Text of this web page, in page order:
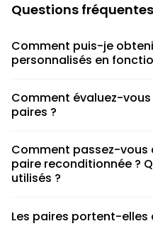
Questions fréquentes
Comment puis-je
personnalisés en
pour déterminer la taille
en dessous, au-dessus ou
Comment évaluez-
paires ?
défauts spécifiques de
Comment passez-vous
paire reconditionnée ?
utilisés ?
ont fait de cette passion
Les paires portent-elles